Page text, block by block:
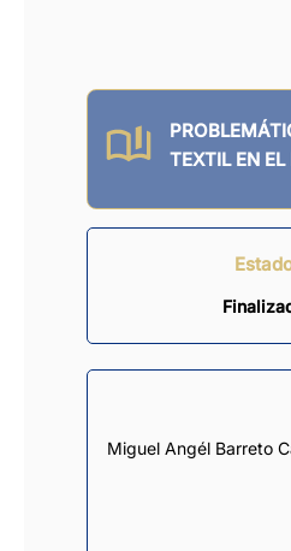
TEXTIL EN EL
Miguel Angél Barreto